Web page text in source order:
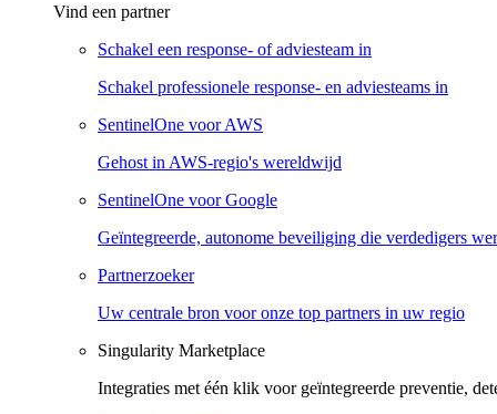
Vind een partner
Schakel een response- of adviesteam in
Schakel professionele response- en adviesteams in
SentinelOne voor AWS
Gehost in AWS-regio's wereldwijd
SentinelOne voor Google
Geïntegreerde, autonome beveiliging die verdedigers
Partnerzoeker
Uw centrale bron voor onze top partners in uw regio
Singularity Marketplace
Integraties met één klik voor geïntegreerde preventie,